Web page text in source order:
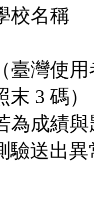
校名稱
臺灣使
3 碼）
為成績
驗送出